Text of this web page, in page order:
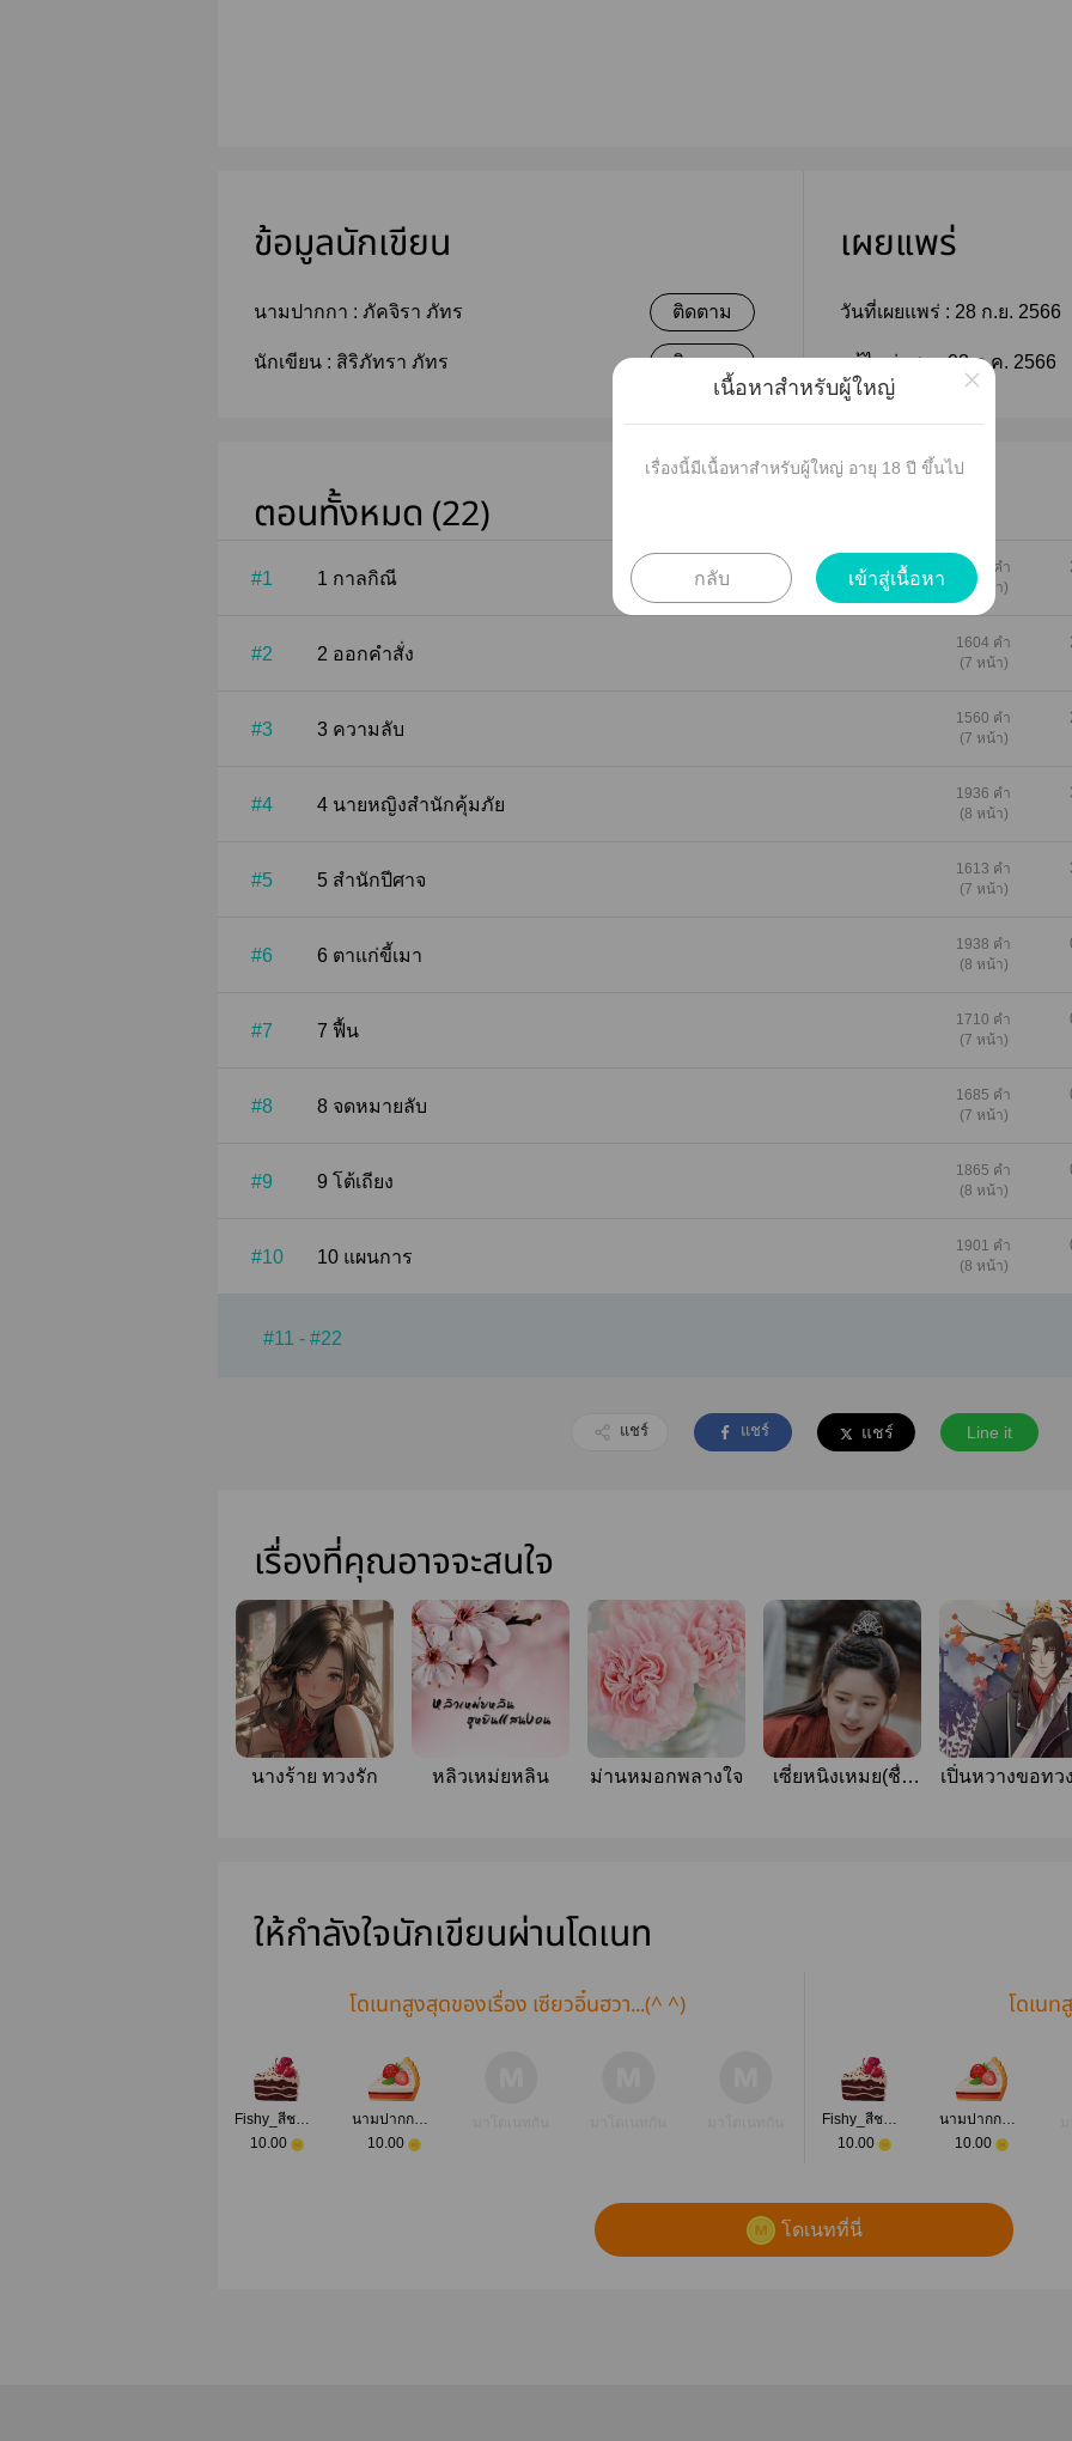
ข้อมูลนักเขียน
นามปากกา : ภัคจิรา ภัทร ติดตาม
นักเขียน : สิริภัทรา ภัทร ติดตาม
เผยแพร่
วันที่เผยแพร่ : 28 ก.ย. 2566
แก้ไขล่าสุด :08 ธ.ค. 2566
ตอนทั้งหมด (22)
#1 1 กาลกิณี
1393 คำ
(6 หน้า)
#2 2 ออกคำสั่ง
1604 คำ
(7 หน้า)
#3 3 ความลับ
1560 คำ
(7 หน้า)
#4 4 นายหญิงสำนักคุ้มภัย
1936 คำ
(8 หน้า)
#5 5 สำนักปีศาจ
1613 คำ
(7 หน้า)
#6 6 ตาแก่ขี้เมา
1938 คำ
(8 หน้า)
#7 7 ฟื้น
1710 คำ
(7 หน้า)
#8 8 จดหมายลับ
1685 คำ
(7 หน้า)
#9 9 โต้เถียง
1865 คำ
(8 หน้า)
#10 10 แผนการ
1901 คำ
(8 หน้า)
#11 - #22
แชร์ แชร์ แชร์ Line it
เรื่องที่คุณอาจจะสนใจ
นางร้าย ทวงรัก หลิวเหม่ยหลิน ม่านหมอกพลางใจ
เซี่ยหนิงเหมย(ชื่อ
เปิ่นหวางขอทว
ให้กำลังใจนักเขียนผ่านโดเนท
โดเนทสูงสุดของเรื่อง เซียวอิ๋นฮวา...(^ ^)
Fishy_สีชมพู &ต้า-ยวี่
10.00
นามปากกาแสงเทียน
10.00
โดเน
Fishy_สีชมพู &ต้า-ยวี่
10.00
นามปากกาแสงเทียน
10.00
โดเนทที่นี่
เนื้อหาสำหรับผู้ใหญ่
เรื่องนี้มีเนื้อหาสำหรับผู้ใหญ่ อายุ 18 ปี ขึ้นไป
กลับ เข้าสู่เนื้อหา
×